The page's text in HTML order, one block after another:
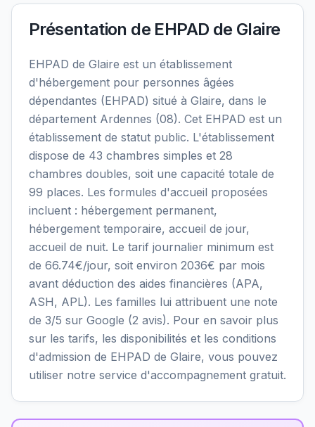
Présentation de EHPAD de Glaire
EHPAD de Glaire est un établissement
d'hébergement pour personnes âgées
dépendantes (EHPAD) situé à Glaire, dans le
département Ardennes (08). Cet EHPAD est un
établissement de statut public. L'établissement
dispose de 43 chambres simples et 28
chambres doubles, soit une capacité totale de
99 places. Les formules d'accueil proposées
incluent : hébergement permanent,
hébergement temporaire, accueil de jour,
accueil de nuit. Le tarif journalier minimum est
de 66.74€/jour, soit environ 2036€ par mois
avant déduction des aides financières (APA,
ASH, APL). Les familles lui attribuent une note
de 3/5 sur Google (2 avis). Pour en savoir plus
sur les tarifs, les disponibilités et les conditions
d'admission de EHPAD de Glaire, vous pouvez
utiliser notre service d'accompagnement gratuit.